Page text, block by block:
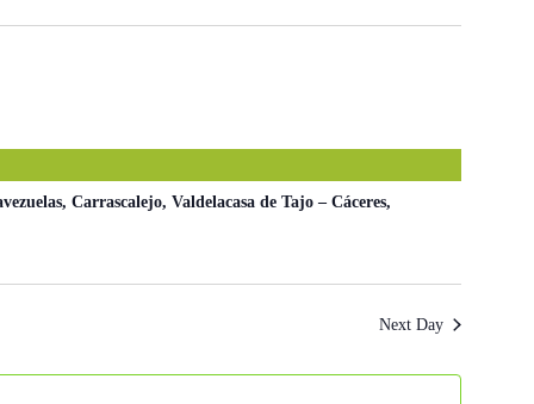
Navigation
Carrascalejo, Valdelacasa de Tajo – Cáceres,
Next Day